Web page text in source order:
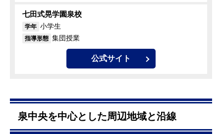
七田式晃学園泉校
学年 小学生
指導形態 集団授業
公式サイト
泉中央を中心とした周辺地域と沿線